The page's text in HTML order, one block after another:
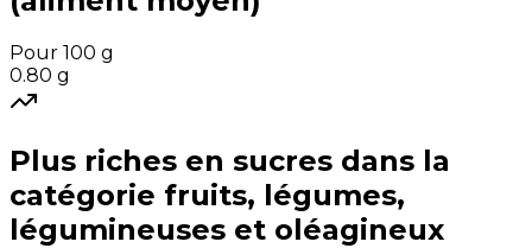
Pour 100 g
0.80 g
Plus riches en sucres dans la
catégorie fruits, légumes,
légumineuses et oléagineux